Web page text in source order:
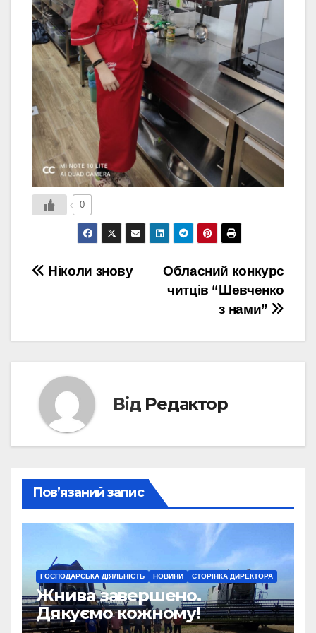
0
Навігація
Обласний конкурс
читців “Шевченко
з нами”
Ніколи знову
Від Редактор
Пов’язаний запис
ГОСПОДАРСЬКА ДІЯЛЬНІСТЬ НОВИНИ СТОРІНКА ДИРЕКТОРА
Жнива завершено.
Дякуємо кожному!